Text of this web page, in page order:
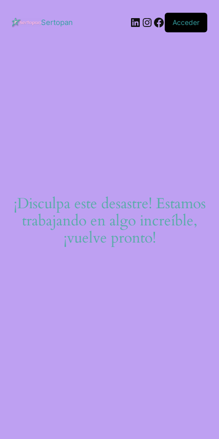
contenido
Sertopan LinkedIn
Instagram
Facebook
Acceder
¡Disculpa este desastre! Estamos
trabajando en algo increíble,
¡vuelve pronto!